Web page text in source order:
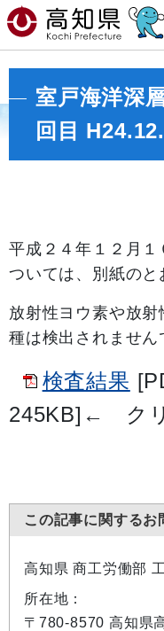
室戸海洋深
回目
平成２４年１２ 月
ついては、別紙のと
放射性ヨウ素や放
種は検出されません
検査結果
245KB] ← ク
この記事に関するお
高知県 商工労働部
所在地：
〒780-8570 高知県